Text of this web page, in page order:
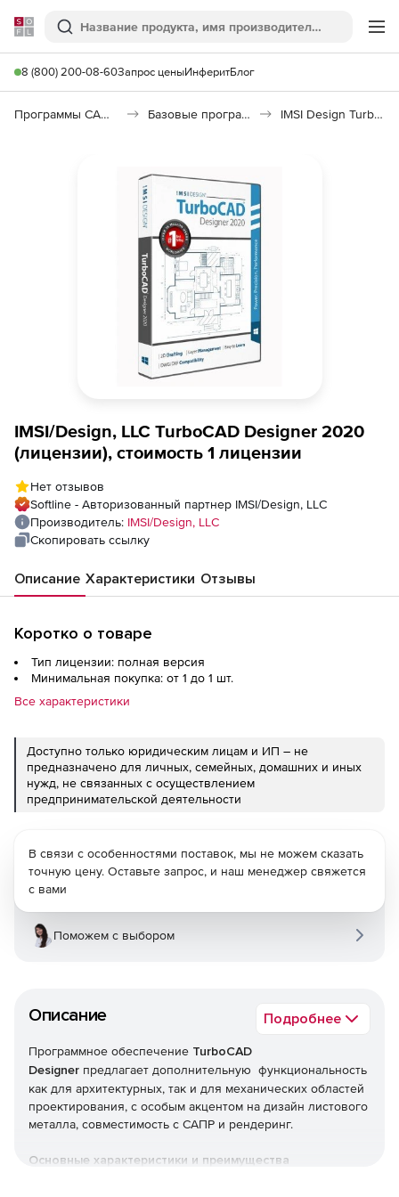
Softline
Поиск
8 (800) 200-08-60Запрос ценыИнферитБлог
Программы САПР и ГИС Базовые программы IMSI Design TurboCAD Designer
IMSI/Design, LLC TurboCAD Designer 2020
(лицензии), стоимость 1 лицензии
Нет отзывов
Softline - Авторизованный партнер IMSI/Design, LLC
Производитель: IMSI/Design, LLC
Скопировать ссылку
Описание Характеристики Отзывы
Коротко о товаре
Тип лицензии: полная версия
Минимальная покупка: от 1 до 1 шт.
Все характеристики
Доступно только юридическим лицам и ИП – не
предназначено для личных, семейных, домашних и иных
нужд, не связанных с осуществлением
предпринимательской деятельности
Описание Подробнее
Программное обеспечение TurboCAD
Designer предлагает дополнительную функциональность
как для архитектурных, так и для механических областей
проектирования, с особым акцентом на дизайн листового
металла, совместимость с САПР и рендеринг.
Основные характеристики и преимущества
В связи с особенностями поставок, мы не можем сказать
точную цену. Оставьте запрос, и наш менеджер свяжется
с вами
Поможем с выбором